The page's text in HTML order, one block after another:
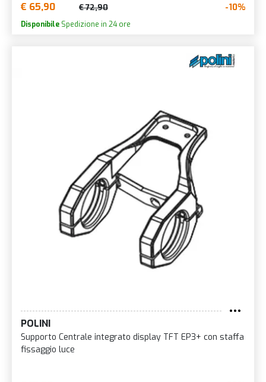
€ 65,90 € 72,90 -10%
Disponibile Spedizione in 24 ore
POLINI
Supporto Centrale integrato display TFT EP3+ con staffa
fissaggio luce